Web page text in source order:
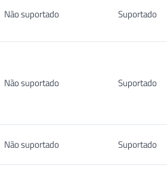
Não suportado Suportado
Não suportado Suportado
Não suportado Suportado